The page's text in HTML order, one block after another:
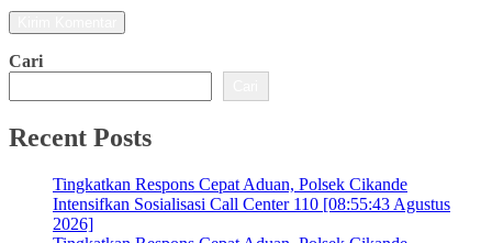
Cari
Recent Posts
Tingkatkan Respons Cepat Aduan, Polsek Cikande
Intensifkan Sosialisasi Call Center 110 [08:55:43 Agustus
2026]